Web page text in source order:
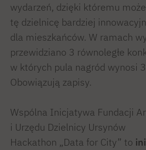
wydarzeń, dzięki któremu
tę dzielnicę bardziej
dla mieszkańców. W ramach
przewidziano 3 równoległe
w których pula nagród wynosi
Obowiązują zapisy.
Wspólna Inicjatywa Fundacji
i Urzędu Dzielnicy Ursynów
Hackathon „Data for City” to